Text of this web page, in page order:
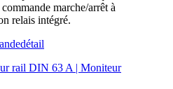
marche/arrêt à
relais intégré.
détail